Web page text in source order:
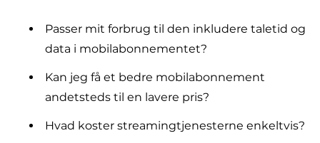
Passer mit forbrug til den inkludere taletid og
data i mobilabonnementet?
Kan jeg få et bedre mobilabonnement
andetsteds til en lavere pris?
Hvad koster streamingtjenesterne enkeltvis?